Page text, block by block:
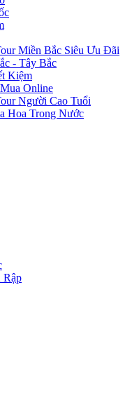
Miền Bắc Siêu Ưu Đãi
- Tây Bắc
Kiệm
Online
Người Cao Tuổi
Hoa Trong Nước
Rập